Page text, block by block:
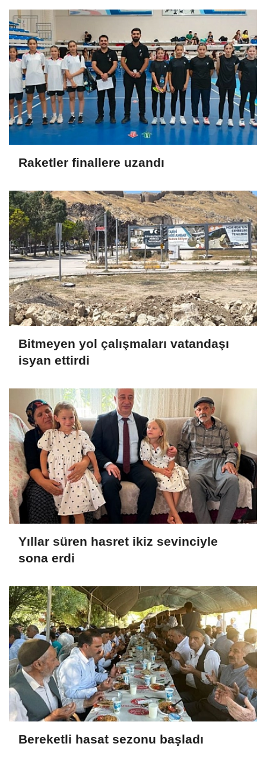
Raketler finallere uzandı
Bitmeyen yol çalışmaları vatandaşı
isyan ettirdi
Yıllar süren hasret ikiz sevinciyle
sona erdi
Bereketli hasat sezonu başladı